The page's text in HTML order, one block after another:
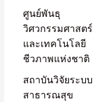
ศูนย์พันธุ
วิศวกรรมศาสตร์
และเทคโนโลยี
ชีวภาพแห่งชาติ
สถาบันวิจัยระบบ
สาธารณสุข